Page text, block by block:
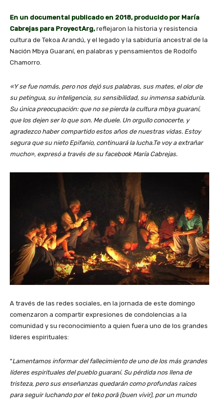
En un documental publicado en 2018, producido por María
Cabrejas para ProyectArg, reflejaron la historia y resistencia
cultura de Tekoa Arandú, y el legado y la sabiduría ancestral de la
Nación Mbya Guaraní, en palabras y pensamientos de Rodolfo
Chamorro.
«Y se fue nomás, pero nos dejó sus palabras, sus mates, el olor de
su petingua, su inteligencia, su sensibilidad, su inmensa sabiduría.
Su única preocupación: que no se pierda la cultura mbya guaraní,
que los dejen ser lo que son. Me duele. Un orgullo conocerte, y
agradezco haber compartido estos años de nuestras vidas. Estoy
segura que su nieto Epifanio, continuará la lucha.Te voy a extrañar
mucho», expresó a través de su facebook María Cabrejas.
A través de las redes sociales, en la jornada de este domingo
comenzaron a compartir expresiones de condolencias a la
comunidad y su reconocimiento a quien fuera uno de los grandes
líderes espirituales:
“Lamentamos informar del fallecimiento de uno de los más grandes
líderes espirituales del pueblo guaraní. Su pérdida nos llena de
tristeza, pero sus enseñanzas quedarán como profundas raíces
para seguir luchando por el teko porã (buen vivir), por un mundo